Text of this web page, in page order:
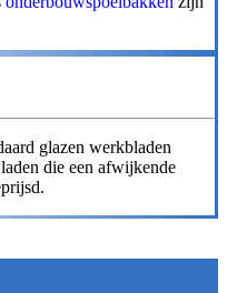
glazen werkbladen
die een afwijkende